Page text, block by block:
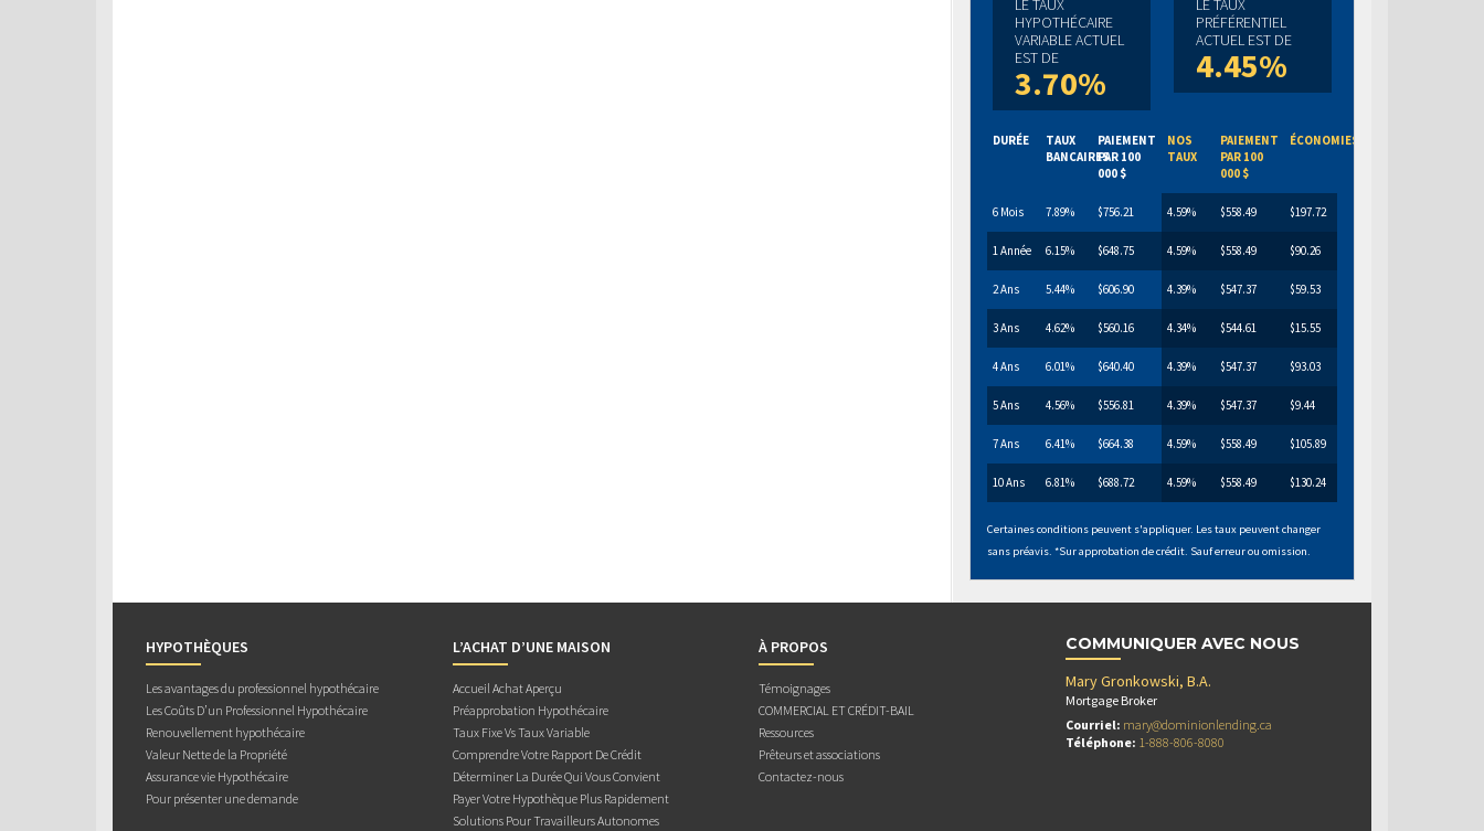
LE TAUX
HYPOTHÉCAIRE
VARIABLE ACTUEL
EST DE
3.70%
LE TAUX
PRÉFÉRENTIEL
ACTUEL EST DE
4.45%
DURÉE
TAUX
BANCAIRES
PAIEMENT
PAR 100
000 $
NOS
TAUX
PAIEMENT
PAR 100
000 $
ÉCONOMIES
6 Mois 7.89% $756.21 4.59% $558.49 $197.72
1 Année 6.15% $648.75 4.59% $558.49 $90.26
2 Ans 5.44% $606.90 4.39% $547.37 $59.53
3 Ans 4.62% $560.16 4.34% $544.61 $15.55
4 Ans 6.01% $640.40 4.39% $547.37 $93.03
5 Ans 4.56% $556.81 4.39% $547.37 $9.44
7 Ans 6.41% $664.38 4.59% $558.49 $105.89
10 Ans 6.81% $688.72 4.59% $558.49 $130.24
Certaines conditions peuvent s'appliquer. Les taux peuvent changer
sans préavis. *Sur approbation de crédit. Sauf erreur ou omission.
HYPOTHÈQUES
Les avantages du professionnel hypothécaire
Les Coûts D’un Professionnel Hypothécaire
Renouvellement hypothécaire
Valeur Nette de la Propriété
Assurance vie Hypothécaire
Pour présenter une demande
L’ACHAT D’UNE MAISON
Accueil Achat Aperçu
Préapprobation Hypothécaire
Taux Fixe Vs Taux Variable
Comprendre Votre Rapport De Crédit
Déterminer La Durée Qui Vous Convient
Payer Votre Hypothèque Plus Rapidement
Solutions Pour Travailleurs Autonomes
À PROPOS
Témoignages
COMMERCIAL ET CRÉDIT-BAIL
Ressources
Prêteurs et associations
Contactez-nous
COMMUNIQUER AVEC NOUS
Mary Gronkowski, B.A.
Mortgage Broker
Courriel: mary@dominionlending.ca
Téléphone: 1-888-806-8080